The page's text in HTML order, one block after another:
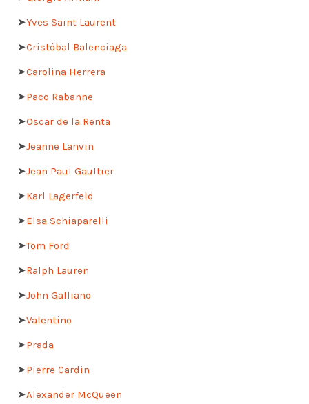
➤Yves Saint Laurent
➤Cristóbal Balenciaga
➤Carolina Herrera
➤Paco Rabanne
➤Oscar de la Renta
➤Jeanne Lanvin
➤Jean Paul Gaultier
➤Karl Lagerfeld
➤Elsa Schiaparelli
➤Tom Ford
➤Ralph Lauren
➤John Galliano
➤Valentino
➤Prada
➤Pierre Cardin
➤Alexander McQueen